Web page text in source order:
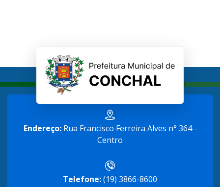
Endereço:Rua Francisco Ferreira Alves n° 364 -
Centro
Telefone:(19) 3866-8600